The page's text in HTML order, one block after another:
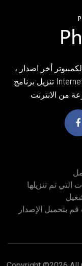
أخر اصدار ،
تنزيل برنامج Internet Download Manager 2017 عربى مجانا
من الانترنت
قم بتحميل الإصدار